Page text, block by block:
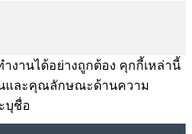
ำงานได้อย่างถูกต้อง คุกกี้เหล่านี้
และคุณลักษณะด้านความ
บุชื่อ